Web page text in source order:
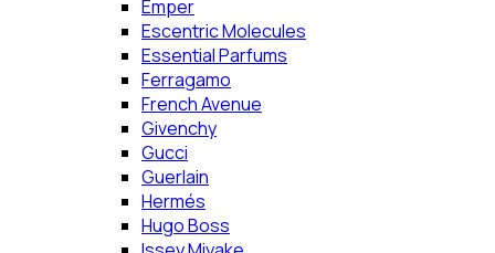
Emper
Escentric Molecules
Essential Parfums
Ferragamo
French Avenue
Givenchy
Gucci
Guerlain
Hermés
Hugo Boss